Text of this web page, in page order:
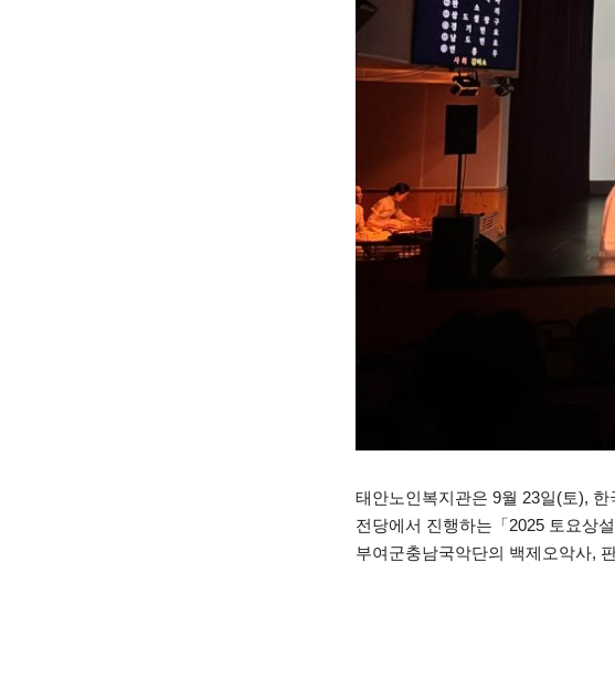
태안노인복지관은 9월 23일(토),
전당에서 진행하는「2025 토요상
부여군충남국악단의 백제오악사,